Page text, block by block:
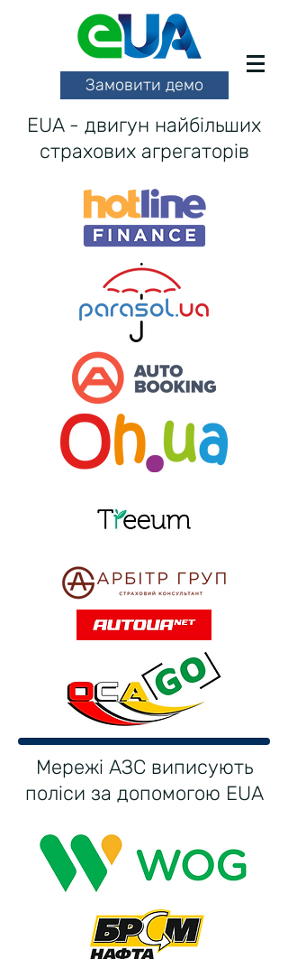
Замовити демо
EUA - двигун найбільших
страхових агрегаторів
Мережі АЗС виписують
поліси за допомогою EUA